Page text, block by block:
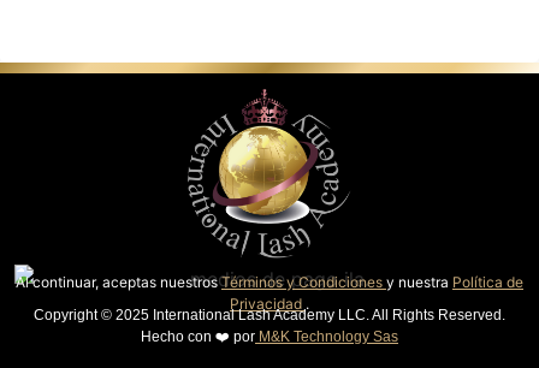
Al continuar, aceptas nuestrosTérminos y Condiciones y nuestra Política de
Privacidad .
Copyright © 2025 International Lash Academy LLC. All Rights Reserved.
Hecho con ❤️ por M&K Technology Sas